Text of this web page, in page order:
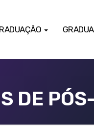
DE